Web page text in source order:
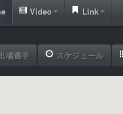
Video Link
場選手 スケジュール